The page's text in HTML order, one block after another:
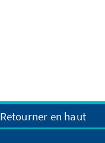
Retourner en haut